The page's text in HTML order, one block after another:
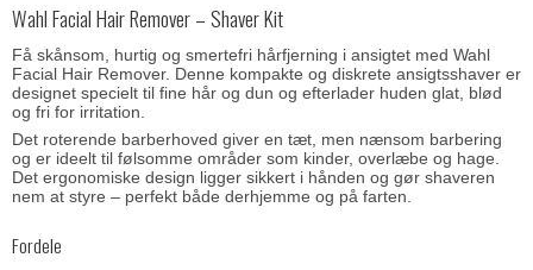
Wahl Facial Hair Remover – Shaver Kit
Få skånsom, hurtig og smertefri hårfjerning i ansigtet med Wahl
Facial Hair Remover. Denne kompakte og diskrete ansigtsshaver er
designet specielt til fine hår og dun og efterlader huden glat, blød
og fri for irritation.
Det roterende barberhoved giver en tæt, men nænsom barbering
og er ideelt til følsomme områder som kinder, overlæbe og hage.
Det ergonomiske design ligger sikkert i hånden og gør shaveren
nem at styre – perfekt både derhjemme og på farten.
Fordele